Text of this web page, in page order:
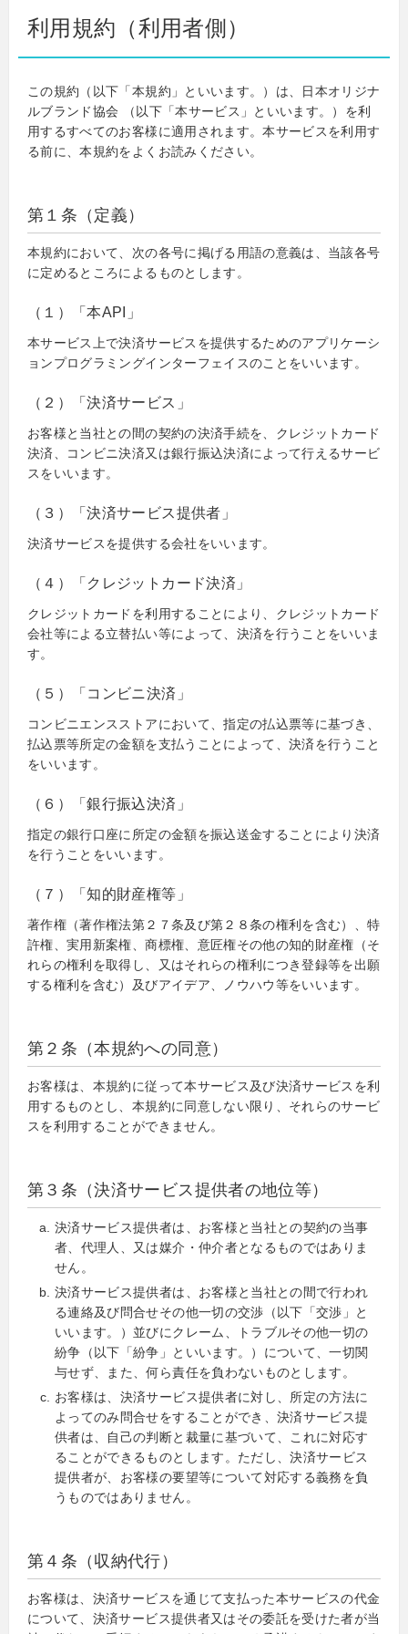
利用規約（利用者側）
この規約（以下「本規約」といいます。）は、日本オリジナ
ルブランド協会 （以下「本サービス」といいます。）を利
用するすべてのお客様に適用されます。本サービスを利用す
る前に、本規約をよくお読みください。
第１条（定義）
本規約において、次の各号に掲げる用語の意義は、当該各号
に定めるところによるものとします。
（１）「本API」
本サービス上で決済サービスを提供するためのアプリケーシ
ョンプログラミングインターフェイスのことをいいます。
（２）「決済サービス」
お客様と当社との間の契約の決済手続を、クレジットカード
決済、コンビニ決済又は銀行振込決済によって行えるサービ
スをいいます。
（３）「決済サービス提供者」
決済サービスを提供する会社をいいます。
（４）「クレジットカード決済」
クレジットカードを利用することにより、クレジットカード
会社等による立替払い等によって、決済を行うことをいいま
す。
（５）「コンビニ決済」
コンビニエンスストアにおいて、指定の払込票等に基づき、
払込票等所定の金額を支払うことによって、決済を行うこと
をいいます。
（６）「銀行振込決済」
指定の銀行口座に所定の金額を振込送金することにより決済
を行うことをいいます。
（７）「知的財産権等」
著作権（著作権法第２７条及び第２８条の権利を含む）、特
許権、実用新案権、商標権、意匠権その他の知的財産権（そ
れらの権利を取得し、又はそれらの権利につき登録等を出願
する権利を含む）及びアイデア、ノウハウ等をいいます。
第２条（本規約への同意）
お客様は、本規約に従って本サービス及び決済サービスを利
用するものとし、本規約に同意しない限り、それらのサービ
スを利用することができません。
第３条（決済サービス提供者の地位等）
決済サービス提供者は、お客様と当社との契約の当事
者、代理人、又は媒介・仲介者となるものではありま
せん。
決済サービス提供者は、お客様と当社との間で行われ
る連絡及び問合せその他一切の交渉（以下「交渉」と
いいます。）並びにクレーム、トラブルその他一切の
紛争（以下「紛争」といいます。）について、一切関
与せず、また、何ら責任を負わないものとします。
お客様は、決済サービス提供者に対し、所定の方法に
よってのみ問合せをすることができ、決済サービス提
供者は、自己の判断と裁量に基づいて、これに対応す
ることができるものとします。ただし、決済サービス
提供者が、お客様の要望等について対応する義務を負
うものではありません。
第４条（収納代行）
お客様は、決済サービスを通じて支払った本サービスの代金
について、決済サービス提供者又はその委託を受けた者が当